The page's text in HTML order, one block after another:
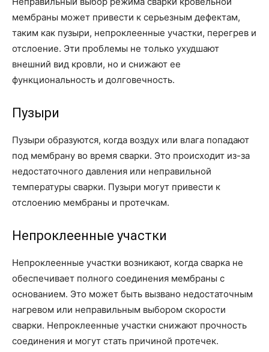
мембраны может привести к серьезным дефектам,
таким как пузыри, непроклеенные участки, перегрев и
отслоение. Эти проблемы не только ухудшают
внешний вид кровли, но и снижают ее
функциональность и долговечность.
Пузыри
Пузыри образуются, когда воздух или влага попадают
под мембрану во время сварки. Это происходит из-за
недостаточного давления или неправильной
температуры сварки. Пузыри могут привести к
отслоению мембраны и протечкам.
Непроклеенные участки
Непроклеенные участки возникают, когда сварка не
обеспечивает полного соединения мембраны с
основанием. Это может быть вызвано недостаточным
нагревом или неправильным выбором скорости
сварки. Непроклеенные участки снижают прочность
соединения и могут стать причиной протечек.